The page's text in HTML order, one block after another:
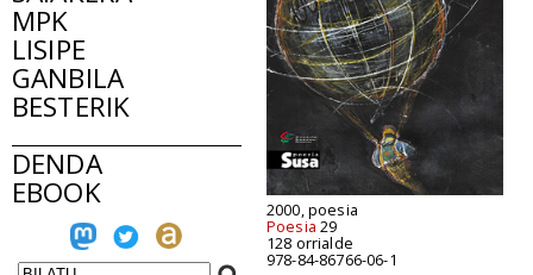
MPK
LISIPE
GANBILA
BESTERIK
DENDA
EBOOK 2000, poesia
Poesia 29
128 orrialde
978-84-86766-06-1